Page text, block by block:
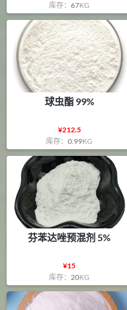
库存：67KG
球虫酯 99%
¥212.5
库存：0.99KG
芬苯达唑预混剂 5%
¥15
库存： 20KG